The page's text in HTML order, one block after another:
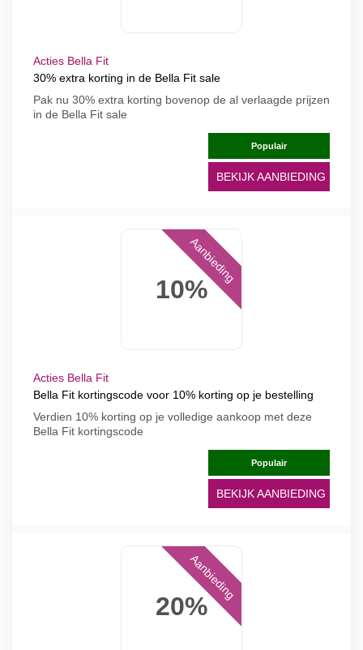
Acties Bella Fit
30% extra korting in de Bella Fit sale
Pak nu 30% extra korting bovenop de al verlaagde prijzen
in de Bella Fit sale
Populair
BEKIJK AANBIEDING
10%
Aanbieding
Acties Bella Fit
Bella Fit kortingscode voor 10% korting op je bestelling
Verdien 10% korting op je volledige aankoop met deze
Bella Fit kortingscode
Populair
BEKIJK AANBIEDING
20%
Aanbieding